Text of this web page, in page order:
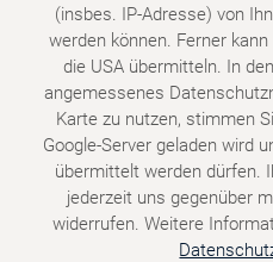
(insbes. IP-Adresse) von
werden können. Ferner
die USA übermitteln. In
angemessenes
Karte zu nutzen, stimmen
Google-Server geladen wird
übermittelt werden dürfen.
jederzeit uns gegenüber
widerrufen. Weitere